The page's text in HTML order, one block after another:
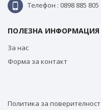
Телефон : 0898 885 805
ПОЛЕЗНА ИНФОРМАЦИЯ
За нас
Форма за контакт
Политика за поверителност